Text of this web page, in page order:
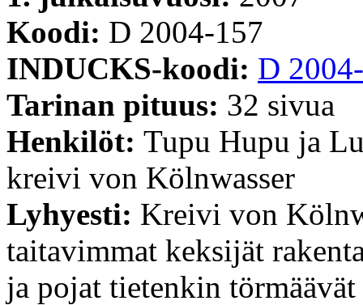
Koodi: D 2004-157
INDUCKS-koodi: D
Tarinan pituus: 32 sivua
Henkilöt: Tupu Hupu ja
kreivi von Kölnwasser
Lyhyesti: Kreivi von
taitavimmat keksijät
ja pojat tietenkin